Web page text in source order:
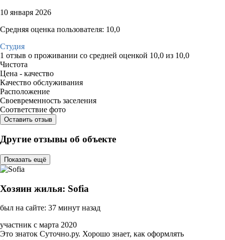
10 января 2026
Средняя оценка пользователя: 10,0
Студия
1 отзыв о проживании со средней оценкой 10,0 из 10,0
Чистота
Цена - качество
Качество обслуживания
Расположение
Своевременность заселения
Соответствие фото
Оставить отзыв
Другие отзывы об объекте
Показать ещё
Хозяин жилья: Sofia
был на сайте: 37 минут назад
участник с марта 2020
Это знаток Суточно.ру. Хорошо знает, как оформлять